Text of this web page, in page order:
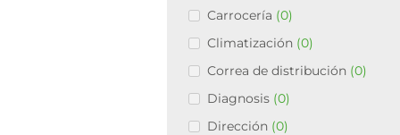
Carrocería (0)
Climatización (0)
Correa de distribución (0)
Diagnosis (0)
Dirección (0)